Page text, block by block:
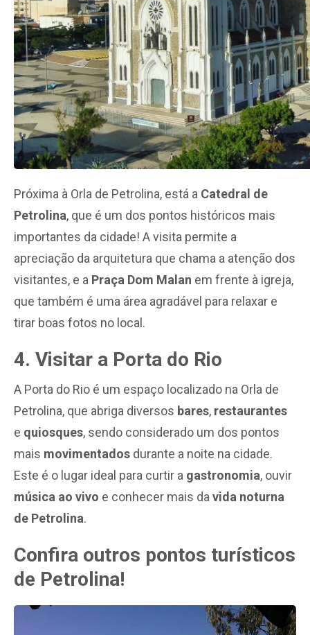
Próxima à Orla de Petrolina, está a Catedral de
Petrolina, que é um dos pontos históricos mais
importantes da cidade! A visita permite a
apreciação da arquitetura que chama a atenção dos
visitantes, e a Praça Dom Malan em frente à igreja,
que também é uma área agradável para relaxar e
tirar boas fotos no local.
4. Visitar a Porta do Rio
A Porta do Rio é um espaço localizado na Orla de
Petrolina, que abriga diversos bares, restaurantes
e quiosques, sendo considerado um dos pontos
mais movimentados durante a noite na cidade.
Este é o lugar ideal para curtir a gastronomia, ouvir
música ao vivo e conhecer mais da vida noturna
de Petrolina.
Confira outros pontos turísticos
de Petrolina!